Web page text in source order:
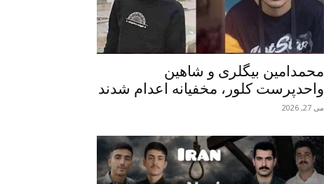
محمدامین بیگلری و شاهین
واحدپرست کلور، مخفیانه اعدام شدند
می 27, 2026